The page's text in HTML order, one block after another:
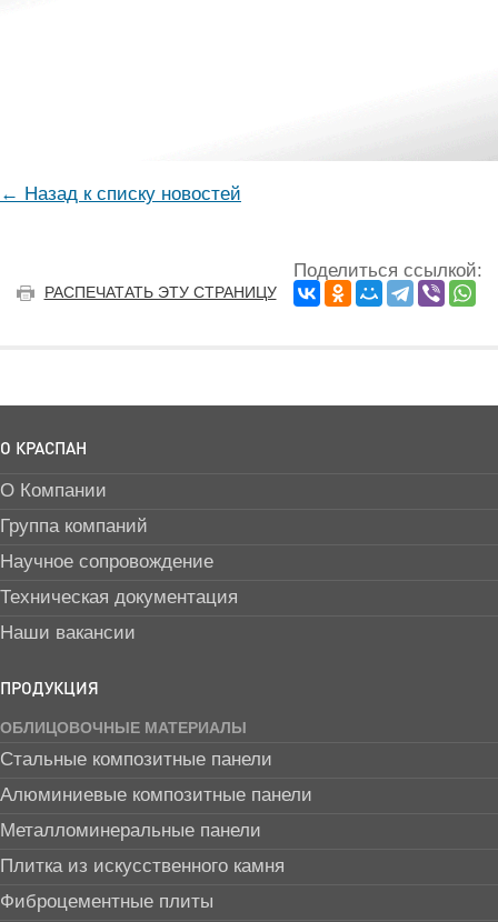
← Назад к списку новостей
РАСПЕЧАТАТЬ ЭТУ СТРАНИЦУ
Поделиться ссылкой:
О КРАСПАН
О Компании
Группа компаний
Научное сопровождение
Техническая документация
Наши вакансии
ПРОДУКЦИЯ
ОБЛИЦОВОЧНЫЕ МАТЕРИАЛЫ
Стальные композитные панели
Алюминиевые композитные панели
Металломинеральные панели
Плитка из искусственного камня
Фиброцементные плиты